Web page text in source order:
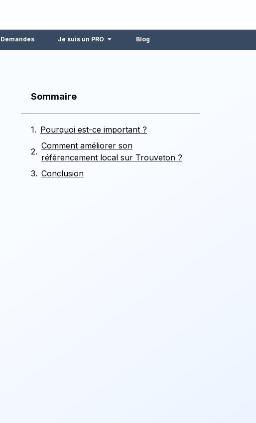
Demandes Je suis un PRO Blog
Sommaire
Pourquoi est-ce important ?
Comment améliorer son
référencement local sur Trouveton ?
Conclusion